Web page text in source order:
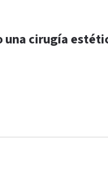
una cirugía